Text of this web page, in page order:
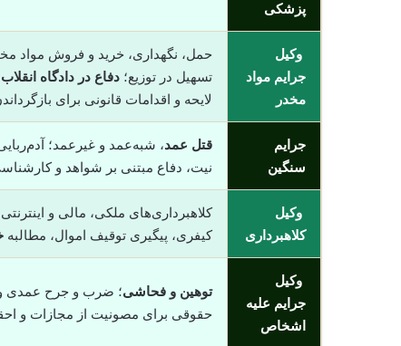
پزشکی
وکیل
جرایم مواد
مخدر
حمل، نگهداری، خرید و فروش مواد
تسهیل در توزیع؛ دفاع در دادگاه انقلاب
لایحه و اقدامات قانونی برای
جرایم
سنگین
قتل عمد، شبه‌عمد و غیرعمد؛
نیت، دفاع مبتنی بر شواهد و
وکیل
کلاهبرداری
کلاهبرداری‌های ملکی، مالی و
کیفری، پیگیری توقیف اموال، مطالبه
وکیل
جرایم علیه
اشخاص
توهین و فحاشی؛ ضرب و جرح عمدی و
حقوقی برای مصونیت از مجازات و